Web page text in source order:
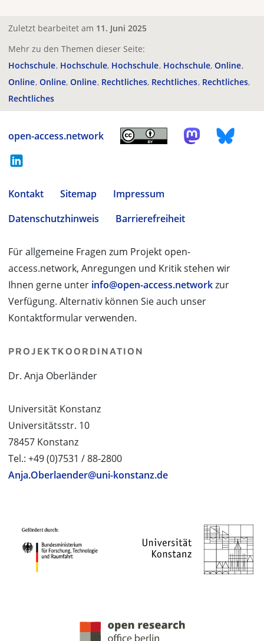
Zuletzt bearbeitet am 11. Juni 2025
Mehr zu den Themen dieser Seite:
Hochschule Hochschule Hochschule Hochschule Online
Online Online Online Rechtliches Rechtliches Rechtliches
Rechtliches
open-access.network
Kontakt Sitemap
Impressum
Datenschutzhinweis
Barrierefreiheit
Für allgemeine Fragen zum Projekt open-
access.network, Anregungen und Kritik stehen wir
Ihnen gerne unter info@open-access.networkzur
Verfügung. Alternativ können Sie auch unser
Kontaktformular verwenden.
PROJEKTKOORDINATION
Dr. Anja Oberländer
Universität Konstanz
Universitätsstr. 10
78457 Konstanz
Tel.: +49 (0)7531 / 88-2800
Anja.Oberlaender@uni-konstanz.de